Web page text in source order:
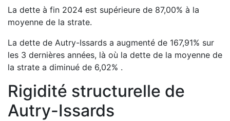
La dette à fin 2024 est supérieure de 87,00% à la
moyenne de la strate.
La dette de Autry-Issards a augmenté de 167,91% sur
les 3 dernières années, là où la dette de la moyenne de
la strate a diminué de 6,02% .
Rigidité structurelle de
Autry-Issards